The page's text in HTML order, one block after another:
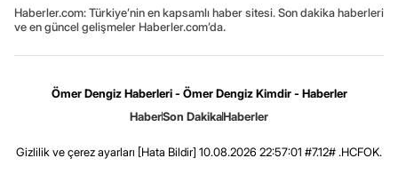
Haberler.com: Türkiye’nin en kapsamlı haber sitesi. Son dakika haberleri
ve en güncel gelişmeler Haberler.com’da.
Ömer Dengiz Haberleri - Ömer Dengiz Kimdir - Haberler
HaberSon DakikaHaberler
Gizlilik ve çerez ayarları [Hata Bildir] 10.08.2026 22:57:01 #7.12# .HCFOK.